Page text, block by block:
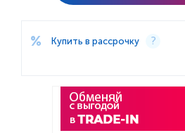
Купить в рассрочку